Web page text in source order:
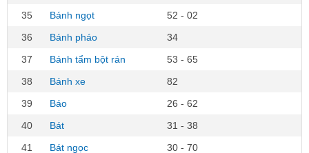
35
Bánh ngọt
52 - 02
36
Bánh pháo
34
37
Bánh tẩm bột rán
53 - 65
38
Bánh xe
82
39
Báo
26 - 62
40
Bát
31 - 38
41
Bát ngọc
30 - 70